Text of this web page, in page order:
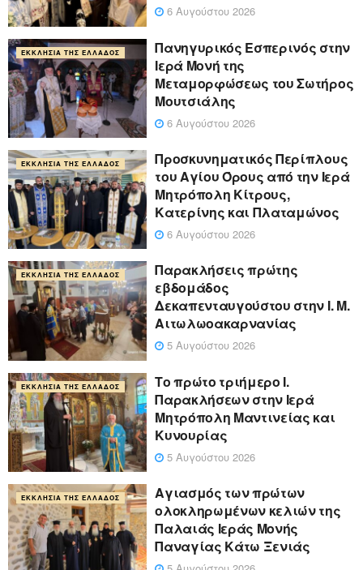
6 Αυγούστου 2026
ΕΚΚΛΗΣΊΑ ΤΗΣ ΕΛΛΆΔΟΣ
Πανηγυρικός Εσπερινός στην
Ιερά Μονή της
Μεταμορφώσεως του Σωτήρος
Μουτσιάλης
6 Αυγούστου 2026
ΕΚΚΛΗΣΊΑ ΤΗΣ ΕΛΛΆΔΟΣ
Προσκυνηματικός Περίπλους
του Αγίου Όρους από την Ιερά
Μητρόπολη Κίτρους,
Κατερίνης και Πλαταμώνος
6 Αυγούστου 2026
ΕΚΚΛΗΣΊΑ ΤΗΣ ΕΛΛΆΔΟΣ
Παρακλήσεις πρώτης
εβδομάδος
Δεκαπενταυγούστου στην Ι. Μ.
Αιτωλωοακαρνανίας
5 Αυγούστου 2026
ΕΚΚΛΗΣΊΑ ΤΗΣ ΕΛΛΆΔΟΣ
Το πρώτο τριήμερο Ι.
Παρακλήσεων στην Ιερά
Μητρόπολη Μαντινείας και
Κυνουρίας
5 Αυγούστου 2026
ΕΚΚΛΗΣΊΑ ΤΗΣ ΕΛΛΆΔΟΣ
Αγιασμός των πρώτων
ολοκληρωμένων κελιών της
Παλαιάς Ιεράς Μονής
Παναγίας Κάτω Ξενιάς